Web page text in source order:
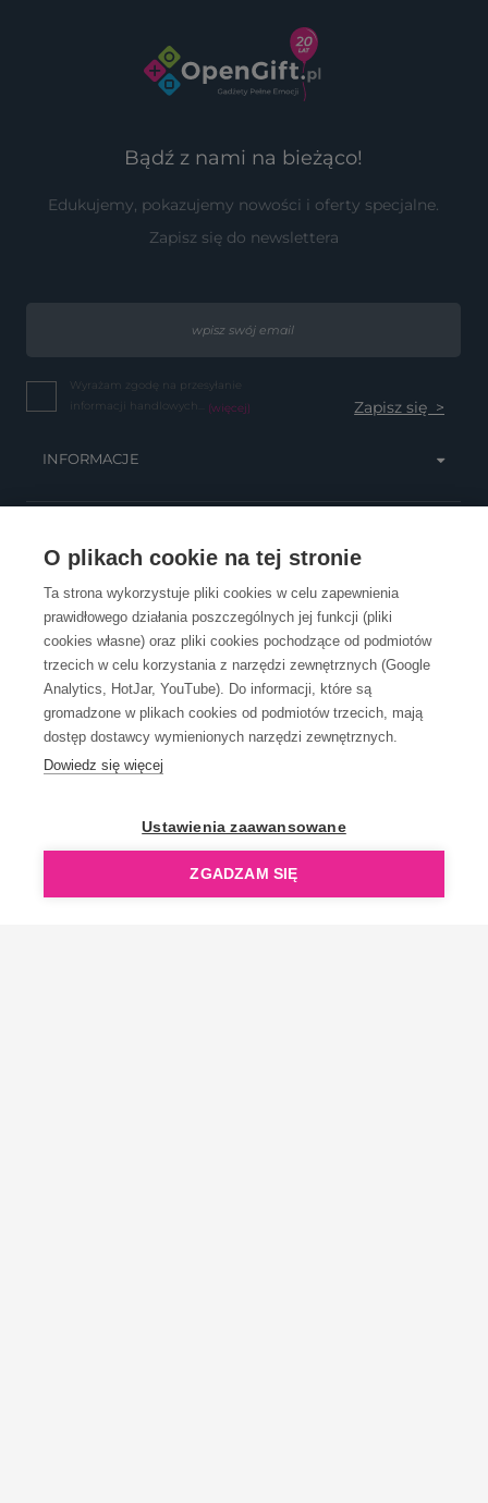
O plikach cookie na tej stronie
Ta strona wykorzystuje pliki cookies w celu zapewnienia
prawidłowego działania poszczególnych jej funkcji (pliki
cookies własne) oraz pliki cookies pochodzące od podmiotów
trzecich w celu korzystania z narzędzi zewnętrznych (Google
Analytics, HotJar, YouTube). Do informacji, które są
gromadzone w plikach cookies od podmiotów trzecich, mają
dostęp dostawcy wymienionych narzędzi zewnętrznych.
Dowiedz się więcej
Ustawienia zaawansowane
ZGADZAM SIĘ
Bądź z nami na bieżąco!
Edukujemy, pokazujemy nowości i oferty specjalne.
Zapisz się do newslettera
Wyrażam zgodę na przesyłanie
informacji handlowych... (więcej)
INFORMACJE
OBSŁUGA KLIENTA
KONTAKT
OpenGift jest częścią ReflectGroup.